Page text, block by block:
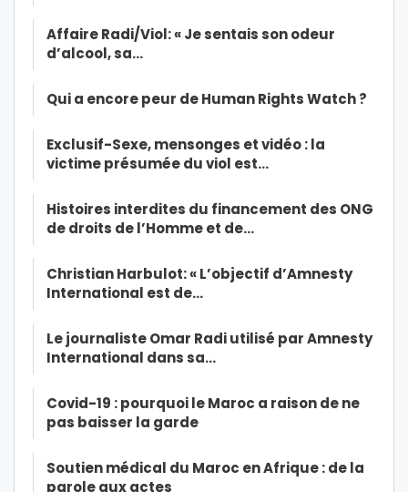
Affaire Radi/Viol: « Je sentais son odeur
d’alcool, sa…
Qui a encore peur de Human Rights Watch ?
Exclusif-Sexe, mensonges et vidéo : la
victime présumée du viol est…
Histoires interdites du financement des ONG
de droits de l’Homme et de…
Christian Harbulot: « L’objectif d’Amnesty
International est de…
Le journaliste Omar Radi utilisé par Amnesty
International dans sa…
Covid-19 : pourquoi le Maroc a raison de ne
pas baisser la garde
Soutien médical du Maroc en Afrique : de la
parole aux actes